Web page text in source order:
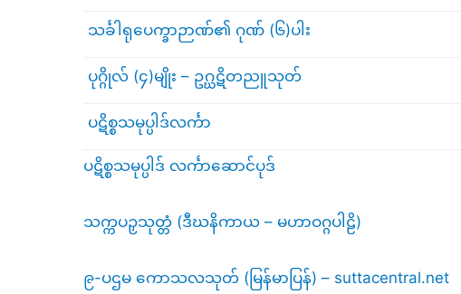
သင်္ခါရုပေက္ခာဉာဏ်၏ ဂုဏ် (၆)ပါး
ပုဂ္ဂိုလ် (၄)မျိုး – ဥဂ္ဃဋိတညူသုတ်
ပဋိစ္စသမုပ္ပါဒ်လင်္ကာ
ပဋိစ္စသမုပ္ပါဒ် လင်္ကာဆောင်ပုဒ်
သက္ကပဉှသုတ္တံ (ဒီဃနိကာယ – မဟာဝဂ္ဂပါဠိ)
၉-ပဌမ ကောသလသုတ် (မြန်မာပြန်) – suttacentral.net